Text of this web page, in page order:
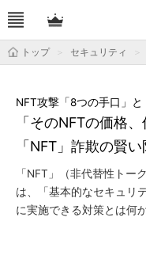
トップ セキュリティ
「そのNFTの価格
「NFT」詐欺の賢
NFT攻撃「8つの手口」と
「NFT」（非代替性トー
は、「基本的なセキュリ
に実施できる対策とは何か